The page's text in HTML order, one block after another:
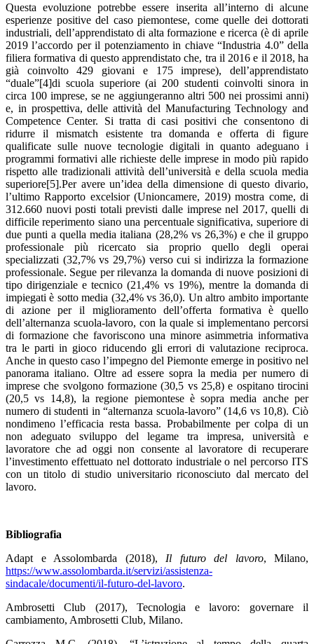
Questa evoluzione potrebbe essere inserita all’interno di alcune
esperienze positive del caso piemontese, come quelle dei dottorati
industriali, dell’apprendistato di alta formazione e ricerca (è di aprile
2019 l’accordo per il potenziamento in chiave “Industria 4.0” della
filiera formativa di questo apprendistato che, tra il 2016 e il 2018, ha
già coinvolto 429 giovani e 175 imprese), dell’apprendistato
“duale”[4]di scuola superiore (ai 200 studenti coinvolti sinora in
circa 100 imprese, se ne aggiungeranno altri 500 nei prossimi anni)
e, in prospettiva, delle attività del Manufacturing Technology and
Competence Center. Si tratta di casi positivi che consentono di
ridurre il mismatch esistente tra domanda e offerta di figure
qualificate sulle nuove tecnologie digitali in quanto adeguano i
programmi formativi alle richieste delle imprese in modo più rapido
rispetto alle tradizionali attività dell’università e della scuola media
superiore[5].Per avere un’idea della dimensione di questo divario,
l’ultimo Rapporto excelsior (Unioncamere, 2019) mostra come, di
312.660 nuovi posti totali previsti dalle imprese nel 2017, quelli di
difficile reperimento siano una percentuale significativa, superiore di
due punti a quella media italiana (28,2% vs 26,3%) e che il gruppo
professionale più ricercato sia proprio quello degli operai
specializzati (32,7% vs 29,7%) verso cui si indirizza la formazione
professionale. Segue per rilevanza la domanda di nuove posizioni di
tipo dirigenziale e tecnico (21,4% vs 19%), mentre la domanda di
impiegati è sotto media (32,4% vs 36,0). Un altro ambito importante
di azione per il miglioramento dell’offerta formativa è quello
dell’alternanza scuola-lavoro, con la quale si implementano percorsi
di formazione che favoriscono una minore asimmetria informativa
tra le parti in gioco riducendo gli errori di valutazione reciproca.
Anche in questo caso l’impegno del Piemonte emerge in positivo nel
panorama italiano. Oltre ad essere sopra la media per numero di
imprese che svolgono formazione (30,5 vs 25,8) e ospitano tirocini
(20,5 vs 14,8), la regione piemontese è sopra media anche per
numero di studenti in “alternanza scuola-lavoro” (14,6 vs 10,8). Ciò
nondimeno l’efficacia resta bassa. Probabilmente per colpa di un
non adeguato sviluppo del legame tra impresa, università e
lavoratore che ad oggi non consente al lavoratore di recuperare
l’investimento effettuato nel dottorato industriale o nel percorso ITS
con un titolo di studio universitario riconosciuto dal mercato del
lavoro.
Bibliografia
Adapt e Assolombarda (2018), Il futuro del lavoro, Milano,
https://www.assolombarda.it/servizi/assistenza-
sindacale/documenti/il-futuro-del-lavoro.
Ambrosetti Club (2017), Tecnologia e lavoro: governare il
cambiamento, Ambrosetti Club, Milano.